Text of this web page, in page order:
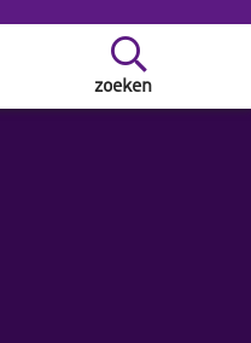
gaan
zoeken